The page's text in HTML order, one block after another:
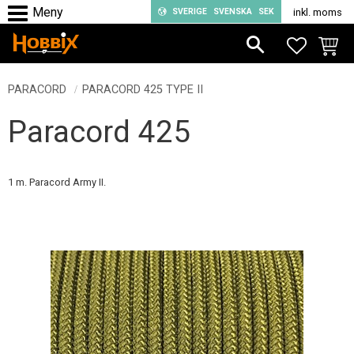
Meny
SVERIGE SVENSKA SEK inkl. moms
PARACORD PARACORD 425 TYPE II
Paracord 425
1 m. Paracord Army II.